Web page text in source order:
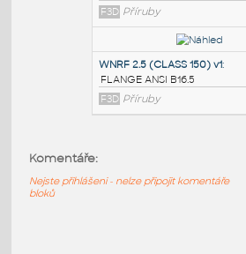
WNRF 5 (CLASS 150) v1
FLANGE ANSI B16.5
F3D Příruby
F3D Příruby
Komentáře:
Nejste přihlášeni - nelze připojit komentáře
bloků